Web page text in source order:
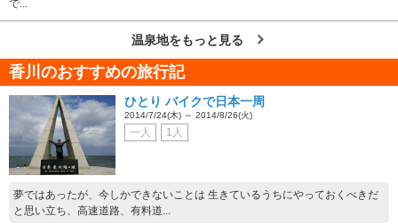
で...
温泉地をもっと見る
香川のおすすめの旅行記
ひとり バイクで日本一周
2014/7/24(木) ～ 2014/8/26(火)
一人 1人
夢ではあったが、今しかできないことは 生きているうちにやっておくべきだ
と思い立ち、高速道路、有料道...